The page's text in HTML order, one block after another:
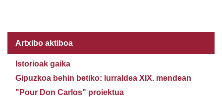
Artxibo aktiboa
Istorioak gaika
Gipuzkoa behin betiko: lurraldea XIX. mendean
"Pour Don Carlos" proiektua